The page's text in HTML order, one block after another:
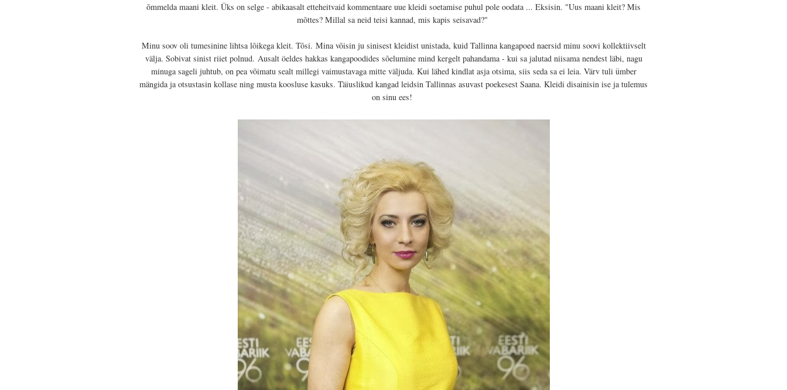
õmmelda maani kleit. Üks on selge - abikaasalt etteheitvaid kommentaare uue kleidi soetamise puhul pole oodata ... Eksisin. "Uus maani kleit? Mis
mõttes? Millal sa neid teisi kannad, mis kapis seisavad?"
Minu soov oli tumesinine lihtsa lõikega kleit. Tõsi. Mina võisin ju sinisest kleidist unistada, kuid Tallinna kangapoed naersid minu soovi kollektiivselt
välja. Sobivat sinist riiet polnud. Ausalt öeldes hakkas kangapoodides sõelumine mind kergelt pahandama - kui sa jalutad niisama nendest läbi, nagu
minuga sageli juhtub, on pea võimatu sealt millegi vaimustavaga mitte väljuda. Kui lähed kindlat asja otsima, siis seda sa ei leia. Värv tuli ümber
mängida ja otsustasin kollase ning musta koosluse kasuks. Täiuslikud kangad leidsin Tallinnas asuvast poekesest Saana. Kleidi disainisin ise ja tulemus
on sinu ees!